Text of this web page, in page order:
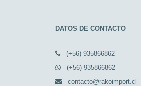
DATOS DE CONTACTO
(+56) 935866862
(+56) 935866862
contacto@rakoimport.cl